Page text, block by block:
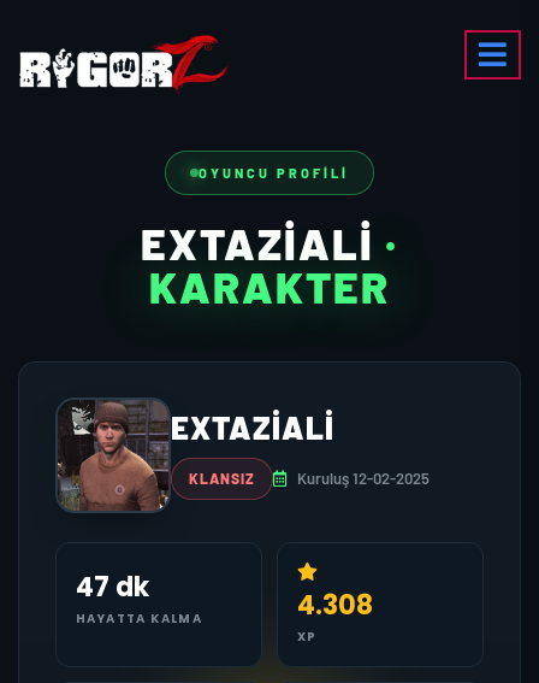
OYUNCU PROFILI
EXTAZIALI ·
KARAKTER
EXTAZIALI
KLANSIZ Kuruluş 12-02-2025
47 dk
HAYATTA KALMA 4.308
XP